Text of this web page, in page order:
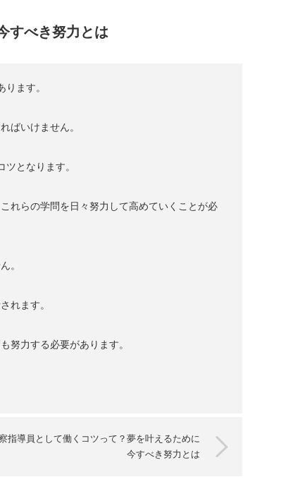
すべき努力とは
ます。
ばいけません。
となります。
れらの学問を日々努力して高めていくことが必
。
れます。
努力する必要があります。
指導員として働くコツって？夢を叶えるために
今すべき努力とは